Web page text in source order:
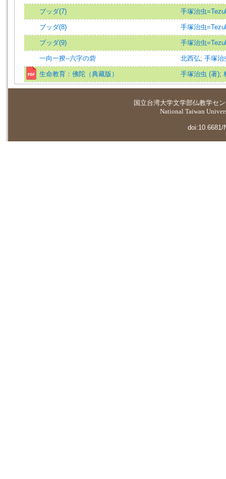
ブッダ(7) 手塚治虫
ブッダ(8) 手塚治虫
ブッダ(9) 手塚治虫
一向一揆--六字の砦 北西弘; 手塚治
生命教育：佛陀（典藏版） 手塚治虫 (著);
国立台湾大学文学部仏教学セ
National Taiwan
doi:10.6681/